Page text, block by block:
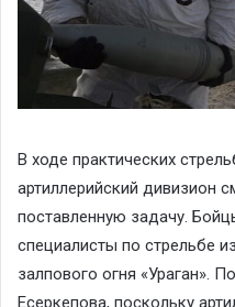
В ходе практических
артиллерийский дивизион
поставленную задачу.
специалисты по стрельбе
залпового огня «Ураган».
Есеркепова, поскольку